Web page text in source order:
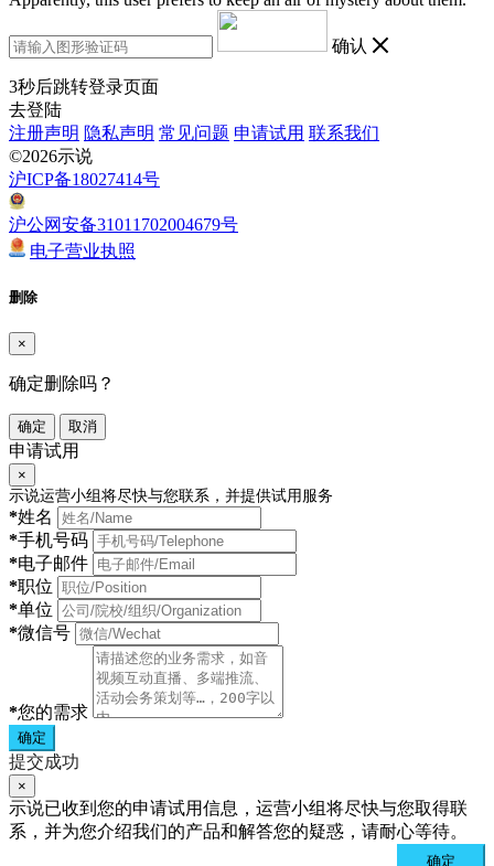
确认
3秒后跳转登录页面
去登陆
注册声明 隐私声明 常见问题 申请试用 联系我们
©2026示说
沪ICP备18027414号
沪公网安备31011702004679号
电子营业执照
删除
×
确定删除吗？
确定 取消
申请试用
×
示说运营小组将尽快与您联系，并提供试用服务
*姓名
*手机号码
*电子邮件
*职位
*单位
*微信号
*您的需求
确定
提交成功
×
示说已收到您的申请试用信息，运营小组将尽快与您取得联
系，并为您介绍我们的产品和解答您的疑惑，请耐心等待。
确定